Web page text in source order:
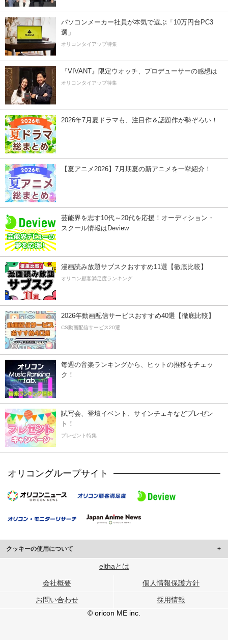
パソコンメーカー社員が本気で選ぶ「10万円台PC3
選」
オリコンタイアップ特集
『VIVANT』限定ウオッチ、プロデューサーの感想は
オリコンタイアップ特集
2026年7月夏ドラマも、注目作＆話題作が勢ぞろい！
【夏アニメ2026】7月期夏の新アニメを一挙紹介！
芸能界を志す10代～20代を応援！オーディション・
スクール情報はDeview
漫画読み放題サブスクおすすめ11選【徹底比較】
オリコン顧客満足度ランキング
2026年動画配信サービスおすすめ40選【徹底比較】
CS動画配信サービス20選
毎週の音楽ランキングから、ヒットの推移をチェッ
ク！
試写会、登壇イベント、サインチェキなどプレゼン
ト！
プレゼント特集
オリコングループサイト
クッキーの使用について
このサイトでは Cookie を使用して、ユーザーに合わせたコンテンツや広告の
行っています。
メディアや広告配信、データ解析の各パートナーに提供しています。
各パートナーは、この情報とユーザーが各パートナーに提供した他の情報や、
ユーザーが各パートナーのサービスを使用したときに収集した他の情報を組み
elthaとは
会社概要 個人情報保護方針
お問い合わせ
採用情報
© oricon ME inc.